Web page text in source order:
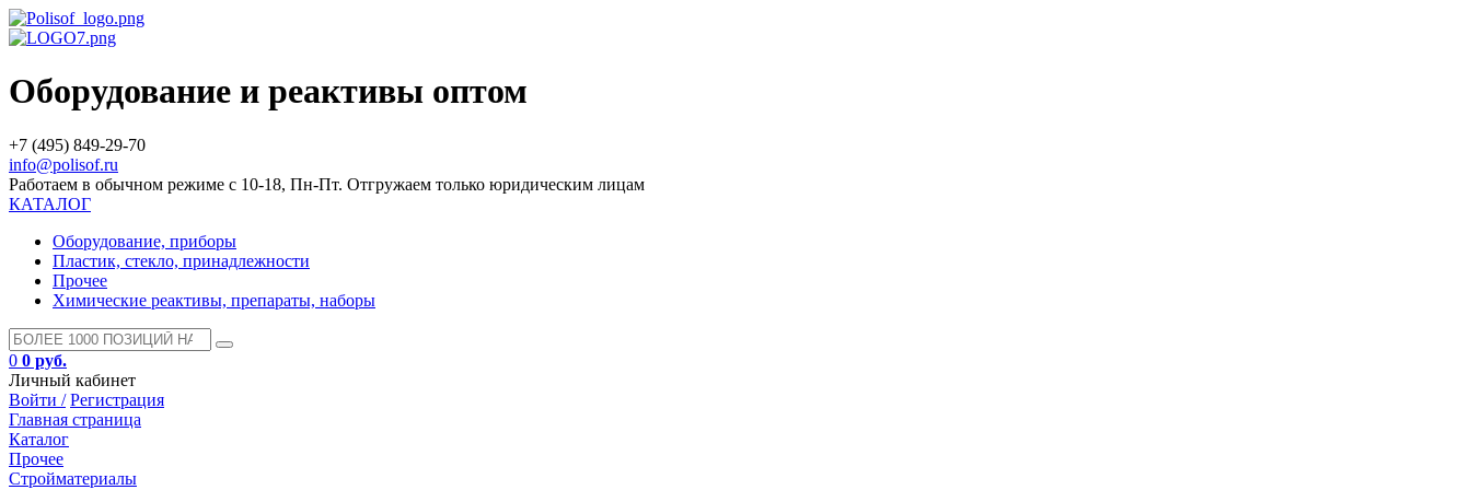
Оборудование и реактивы оптом
+7 (495) 849-29-70
info@polisof.ru
Работаем в обычном режиме с 10-18, Пн-Пт. Отгружаем только юридическим лицам
КАТАЛОГ
Оборудование, приборы
Пластик, стекло, принадлежности
Прочее
Химические реактивы, препараты, наборы
0 0 руб.
Личный кабинет
Войти / Регистрация
Главная страница
Каталог
Прочее
Стройматериалы